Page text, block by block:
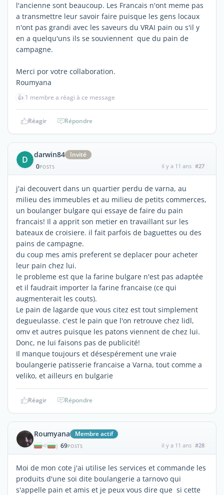
l'ancienne sont beaucoup. Les Francais n'ont meme pas
a transmettre leur savoir faire puisque les gens locaux
n'ont pas grandi avec les saveurs du VRAI pain ou s'il y
en a quelqu'uns ils se souviennent que du pain de
campagne.
Merci por votre collaboration.
Roumyana
👍 1 membre a réagi à ce message
Réagir Répondre
D darwin84
Invité
0POSTS il y a 11 ans #27
j'ai decouvert dans un quartier perdu de varna, au
milieu des immeubles et au milieu de petits commerces,
un boulanger bulgare qui essaye de faire du pain
francais! Il a apprit son metier en travaillant sur les
bateaux de croisiere. il fait parfois de baguettes ou des
pains de campagne.
du coup mes amis preferent se deplacer pour acheter
leur pain chez lui.
le probleme est que la farine bulgare n'est pas adaptée
et il faudrait importer la farine francaise (ce qui
augmenterait les couts).
Le pain de lagarde que vous citez est tout simplement
degueulasse. c'est le pain que l'on retrouve chez lidl,
omv et autres puisque les patons viennent de chez lui.
Donc, ne lui faisons pas de publicité!
Il manque toujours et désespérement une vraie
boulangerie patisserie francaise a Varna, tout comme a
veliko, et ailleurs en bulgarie
Réagir Répondre
Roumyana Membre actif
| 69POSTS il y a 11 ans #28
Moi de mon cote j'ai utilise les services et commande les
produits d'une soi dite boulangerie a tarnovo qui
s'appelle pain et amis et je peux vous dire que si cette